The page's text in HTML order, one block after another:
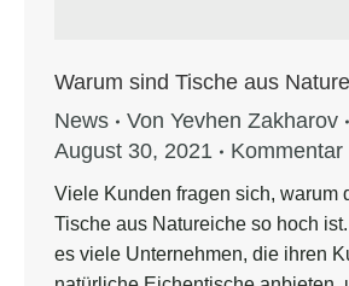
Warum sind Tische aus
News
Von Yevhen Zakharov
August 30, 2021
Viele Kunden fragen sich, warum
Tische aus Natureiche so hoch
es viele Unternehmen, die ihren